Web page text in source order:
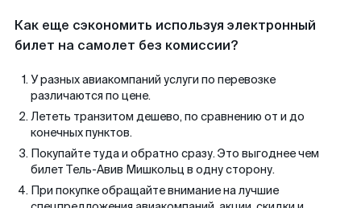
Как еще сэкономить используя электронный
билет на самолет без комиссии?
У разных авиакомпаний услуги по перевозке
различаются по цене.
Лететь транзитом дешево, по сравнению от и до
конечных пунктов.
Покупайте туда и обратно сразу. Это выгоднее чем
билет Тель-Авив Мишкольц в одну сторону.
При покупке обращайте внимание на лучшие